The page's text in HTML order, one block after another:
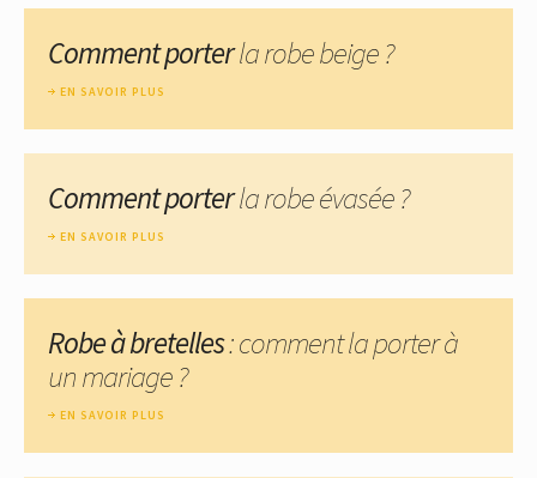
Comment porterla robe beige ?
EN SAVOIR PLUS
Comment porterla robe évasée ?
EN SAVOIR PLUS
Robe à bretelles: comment la porter à
un mariage ?
EN SAVOIR PLUS